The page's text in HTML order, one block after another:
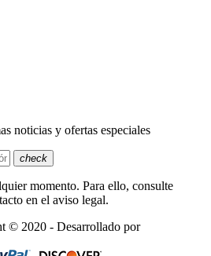
noticias y ofertas especiales
check
momento. Para ello, consulte
en el aviso legal.
© 2020 - Desarrollado por